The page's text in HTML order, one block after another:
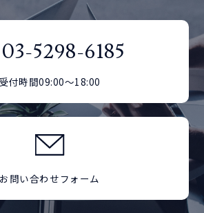
03-5298-6185
受付時間09:00～18:00
お問い合わせフォーム